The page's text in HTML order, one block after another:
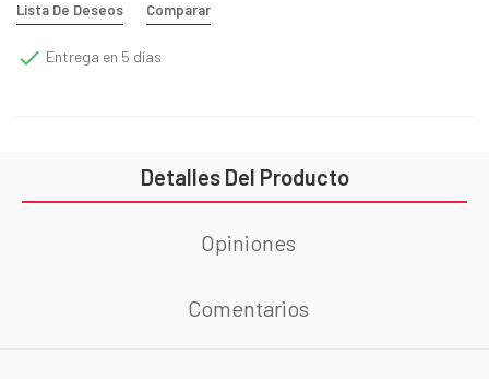
Lista De Deseos Comparar
 Entrega en 5 días
Detalles Del Producto
Opiniones
Comentarios